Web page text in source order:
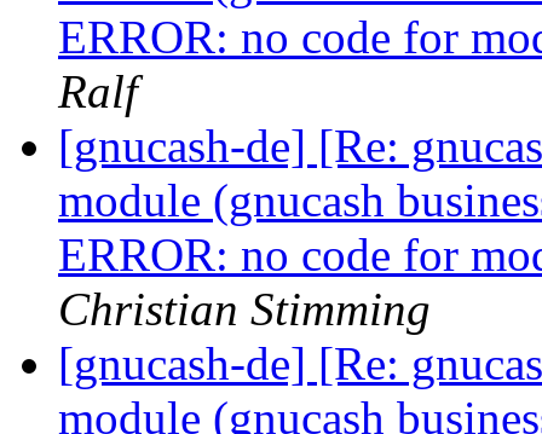
ERROR: no code for
Ralf
[gnucash-de] [Re:
module (gnucash
ERROR: no code for
Christian Stimming
[gnucash-de] [Re:
module (gnucash